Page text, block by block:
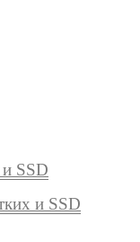
SSD
и SSD